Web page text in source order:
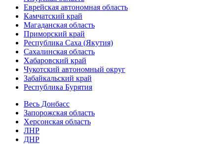
Еврейская автономная область
Камчатский край
Магаданская область
Приморский край
Республика Саха (Якутия)
Сахалинская область
Хабаровский край
Чукотский автономный округ
Забайкальский край
Республика Бурятия
Весь Донбасс
Запорожская область
Херсонская область
ЛНР
ДНР